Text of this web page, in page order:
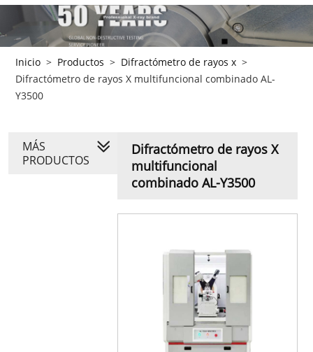
Inicio > Productos > Difractómetro de rayos x >
Difractómetro de rayos X multifuncional combinado AL-
Y3500
Difractómetro de rayos X
multifuncional
combinado AL-Y3500
MÁS
PRODUCTOS